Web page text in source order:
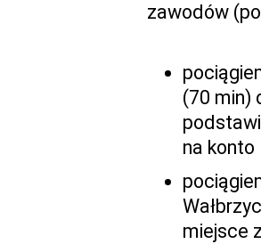
zawodów
(70 min)
na konto
miejsce